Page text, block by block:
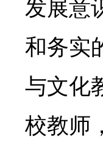
发展意
和务实
与文化
校教师